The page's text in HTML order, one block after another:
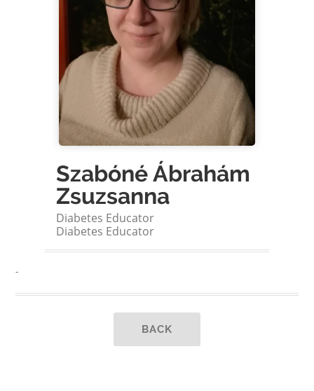
Szabóné Ábrahám
Zsuzsanna
Diabetes Educator
Diabetes Educator
-
BACK